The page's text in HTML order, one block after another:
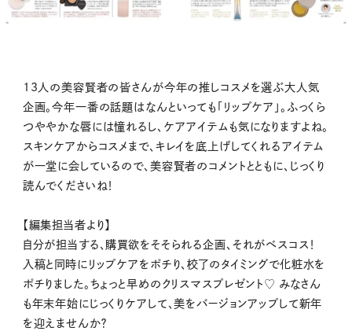
13人の美容賢者の皆さんが今年の推しコスメを選ぶ大人気
企画。今年一番の話題はなんといっても「リップケア」。ふっくら
つややかな唇には憧れるし、ケアアイテムも気になりますよね。
スキンケアからコスメまで、キレイを底上げしてくれるアイテム
が一堂に会しているので、美容賢者のコメントとともに、じっくり
読んでくださいね！
【編集担当者より】
自分が担当する、購買欲をそそられる企画、それがベスコス！
入稿と同時にリップケアをポチり、校了のタイミングで化粧水を
ポチりました。ちょっと早めのクリスマスプレゼント♡ みなさん
も年末年始にじっくりケアして、美をバージョンアップして新年
を迎えませんか？